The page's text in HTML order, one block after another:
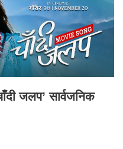
जलप’ सार्वजनिक